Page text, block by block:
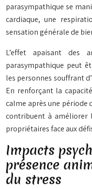
parasympathique se
cardiaque, une
sensation générale de
L’effet apaisant des
parasympathique peut
les personnes souffrant
En renforçant la
calme après une période
contribuent à améliorer
propriétaires face aux
Impacts
présence
du stress